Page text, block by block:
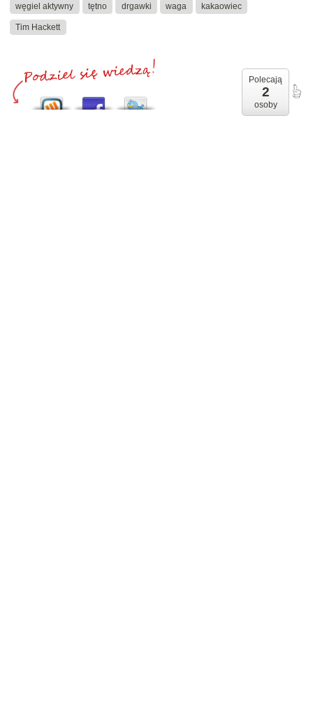
węgiel aktywny tętno drgawki waga kakaowiec
Tim Hackett
Polecają
2
osoby